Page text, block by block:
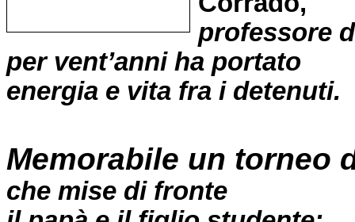
professore
per vent’anni ha portato
energia e vita fra i detenuti.
Memorabile un torneo
che mise di fronte